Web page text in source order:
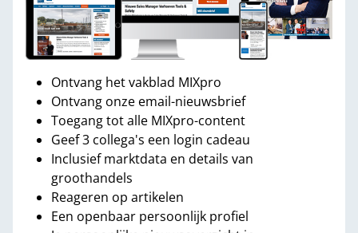
Ontvang het vakblad MIXpro
Ontvang onze email-nieuwsbrief
Toegang tot alle MIXpro-content
Geef 3 collega's een login cadeau
Inclusief marktdata en details van
groothandels
Reageren op artikelen
Een openbaar persoonlijk profiel